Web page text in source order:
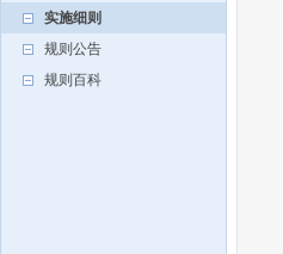
实施细则
规则公告
规则百科